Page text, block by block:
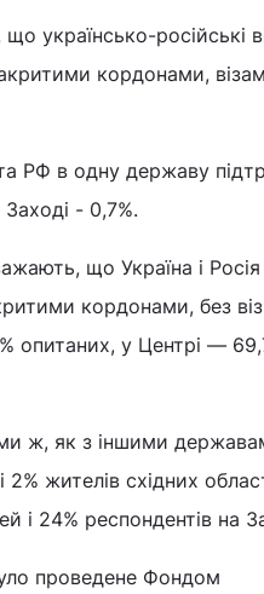
українсько-російські
кордонами,
РФ в одну державу
- 0,7%.
що Україна і
кордонами, без віз
опитаних, у Центрі —
ж, як з іншими
жителів східних
і 24% респондентів на
проведене Фондом